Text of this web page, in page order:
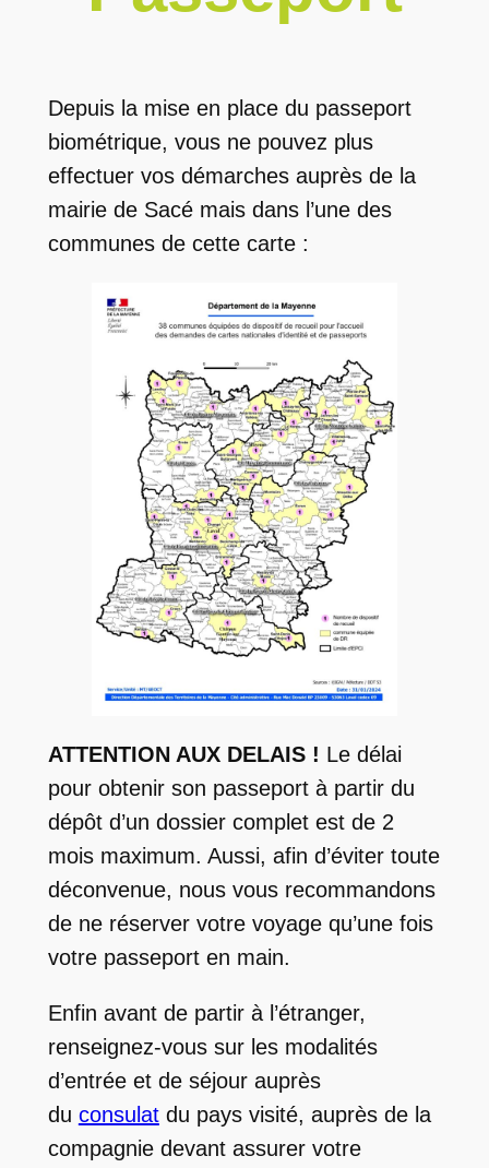
Depuis la mise en place du passeport
biométrique, vous ne pouvez plus
effectuer vos démarches auprès de la
mairie de Sacé mais dans l’une des
communes de cette carte :
ATTENTION AUX DELAIS ! Le délai
pour obtenir son passeport à partir du
dépôt d’un dossier complet est de 2
mois maximum. Aussi, afin d’éviter toute
déconvenue, nous vous recommandons
de ne réserver votre voyage qu’une fois
votre passeport en main.
Enfin avant de partir à l’étranger,
renseignez-vous sur les modalités
d’entrée et de séjour auprès
du consulatdu pays visité, auprès de la
compagnie devant assurer votre